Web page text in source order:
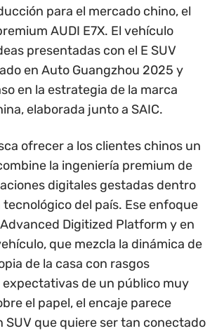
para el mercado chino, el
AUDI E7X. El vehículo
presentadas con el E SUV
en Auto Guangzhou 2025 y
en la estrategia de la marca
elaborada junto a SAIC.
ofrecer a los clientes chinos un
la ingeniería premium de
digitales gestadas dentro
del país. Ese enfoque
Digitized Platform y en
que mezcla la dinámica de
de la casa con rasgos
expectativas de un público muy
el papel, el encaje parece
SUV que quiere ser tan conectado